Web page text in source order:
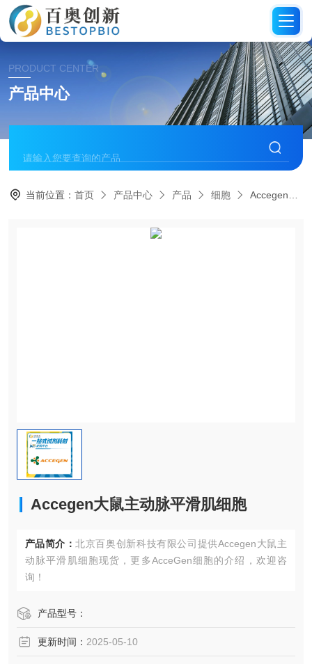
PRODUCT CENTER
产品中心
当前位置：首页 产品中心 产品 细胞 Accegen大鼠主动脉平滑肌细胞
Accegen大鼠主动脉平滑肌细胞
产品简介： 北京百奥创新科技有限公司提供Accegen大鼠主
动脉平滑肌细胞现货，更多AcceGen细胞的介绍，欢迎咨
询！
产品型号：
更新时间： 2025-05-10